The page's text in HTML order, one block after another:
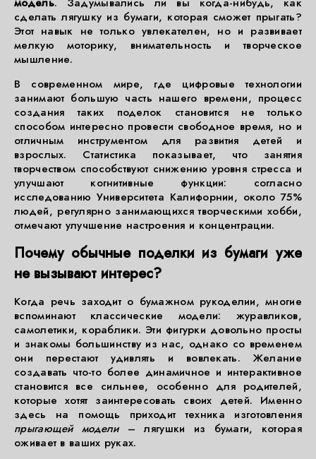
сделать лягушку из бумаги, которая сможет прыгать?
Этот навык не только увлекателен, но и развивает
мелкую моторику, внимательность и творческое
мышление.
В современном мире, где цифровые технологии
занимают большую часть нашего времени, процесс
создания таких поделок становится не только
способом интересно провести свободное время, но и
отличным инструментом для развития детей и
взрослых. Статистика показывает, что занятия
творчеством способствуют снижению уровня стресса и
улучшают когнитивные функции: согласно
исследованию Университета Калифорнии, около 75%
людей, регулярно занимающихся творческими хобби,
отмечают улучшение настроения и концентрации.
Почему обычные поделки из бумаги уже
не вызывают интерес?
Когда речь заходит о бумажном рукоделии, многие
вспоминают классические модели: журавликов,
самолетики, кораблики. Эти фигурки довольно просты
и знакомы большинству из нас, однако со временем
они перестают удивлять и вовлекать. Желание
создавать что-то более динамичное и интерактивное
становится все сильнее, особенно для родителей,
которые хотят заинтересовать своих детей. Именно
здесь на помощь приходит техника изготовления
прыгающей модели– лягушки из бумаги, которая
оживает в ваших руках.